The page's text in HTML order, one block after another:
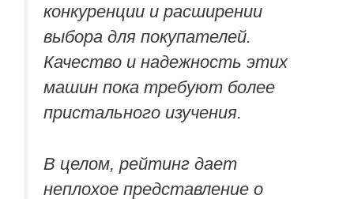
конкуренции и расширении
выбора для покупателей.
Качество и надежность этих
машин пока требуют более
пристального изучения.
В целом, рейтинг дает
неплохое представление о